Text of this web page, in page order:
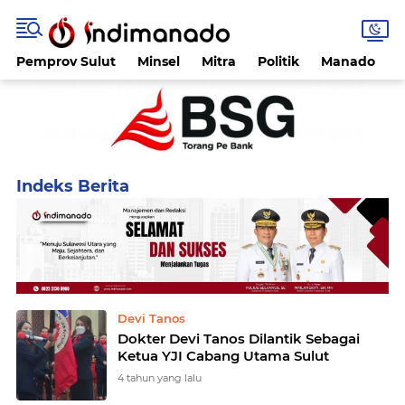
Pemprov Sulut Minsel Mitra Politik Manado
Devi Tanos
Dokter Devi Tanos Dilantik Sebagai
Ketua YJI Cabang Utama Sulut
4 tahun yang lalu